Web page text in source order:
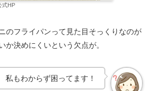
式HP
のフライパンって見た目そっくりなのが
か決めにくいという欠点が。
私もわからず困ってます！